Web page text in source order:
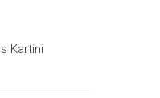
Kartini